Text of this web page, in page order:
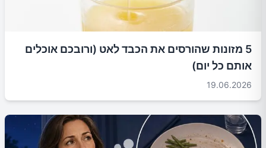
5 מזונות שהורסים את הכבד לאט (ורובכם אוכלים
אותם כל יום)
19.06.2026